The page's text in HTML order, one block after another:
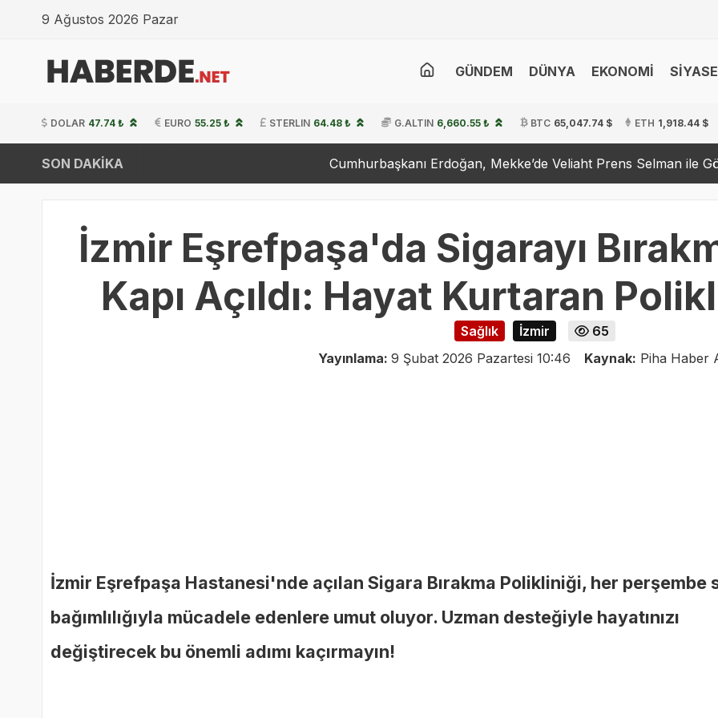
9 Ağustos 2026 Pazar
GÜNDEM DÜNYA EKONOMİ
DOLAR 47.74 ₺ EURO 55.25 ₺ STERLIN 64.48 ₺ G.ALTIN 6,660.55 ₺ BTC 65,047.74 $ ETH 1,918.44 $
SON DAKİKA Cumhurbaşkanı Erdoğan, Mekke’de Veliaht Prens Selman ile Görüştü
İzmir Eşrefpaşa'da Sigarayı
Kapı Açıldı: Hayat Kurtaran
Sağlık İzmir
65
Yayınlama: 9 Şubat 2026 Pazartesi 10:46 Kaynak: Piha Haber
İzmir Eşrefpaşa Hastanesi'nde açılan Sigara Bırakma Polikliniği, her perşembe
bağımlılığıyla mücadele edenlere umut oluyor. Uzman desteğiyle hayatınızı
değiştirecek bu önemli adımı kaçırmayın!